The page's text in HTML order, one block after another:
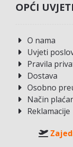
OPĆI
O nama
Uvjeti
Pravila
Dostava
Osobno
Način
Reklamacije